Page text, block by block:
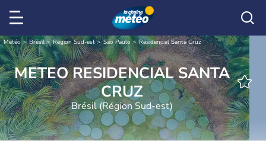
Météo Brésil Région Sud-est São Paulo Residencial Santa Cruz
METEO RESIDENCIAL SANTA
CRUZ
Brésil (Région Sud-est)